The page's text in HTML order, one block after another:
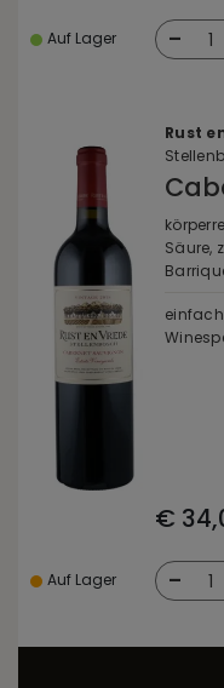
Auf Lager - 1
Rust
Säure,
€
Auf Lager - 1